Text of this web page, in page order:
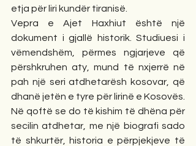
etja për liri kundër tiranisë.
Vepra e Ajet Haxhiut është një
dokument i gjallë historik. Studiuesi i
vëmendshëm, përmes ngjarjeve që
përshkruhen aty, mund të nxjerrë në
pah një seri atdhetarësh kosovar, që
dhanë jetën e tyre për lirinë e Kosovës.
Në qoftë se do të kishim të dhëna për
secilin atdhetar, me një biografi sado
të shkurtër, historia e përpjekjeve të